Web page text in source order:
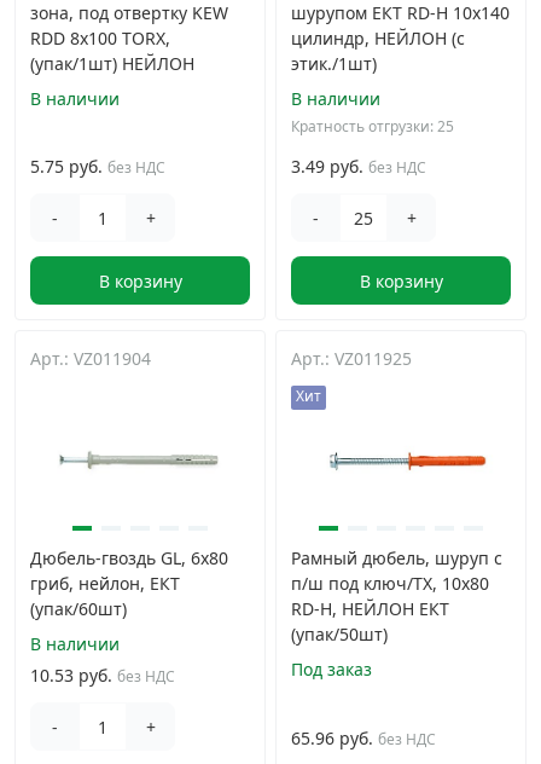
Заклепки ›
Химический крепеж
Гвозди и скобы
Комплекты и наборы крепежа ›
Кронштейны и крюки хозяйственные
Метрический крепеж ›
Электро и бензоинструмент, оборудование
Нержавеющий крепеж
зона, под отвертку KEW
RDD 8x100 TORX,
(упак/1шт) НЕЙЛОН
В наличии
5.75 руб. без НДС
- +
В корзину
шурупом ЕКТ RD-H 10x140
цилиндр, НЕЙЛОН (с
этик./1шт)
В наличии
Кратность отгрузки: 25
3.49 руб. без НДС
- +
В корзину
Арт.: VZ011904
Дюбель-гвоздь GL, 6x80
гриб, нейлон, ЕКТ
(упак/60шт)
В наличии
10.53 руб. без НДС
- +
Арт.: VZ011925
Хит
Рамный дюбель, шуруп с
п/ш под ключ/TX, 10x80
RD-H, НЕЙЛОН EКТ
(упак/50шт)
Под заказ
65.96 руб. без НДС